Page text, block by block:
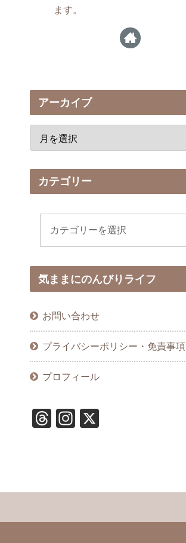
ます。
アーカイブ
カテゴリー
気ままにのんびりライフ
お問い合わせ
プライバシーポリシー・免責事項
プロフィール
T
d
In
a